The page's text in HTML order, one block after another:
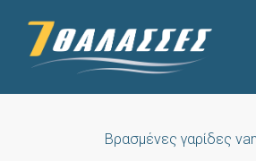
Βρασμένες γαρίδες